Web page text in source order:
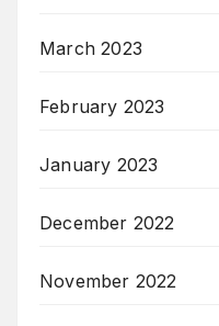
March 2023
February 2023
January 2023
December 2022
November 2022